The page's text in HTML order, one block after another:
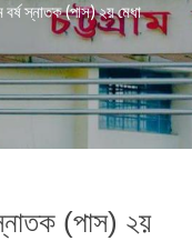
স্নাতক (পাস) ২য় মেধা
(পাস) ২য়